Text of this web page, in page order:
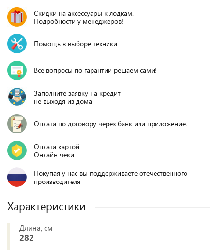
Скидки на аксессуары к лодкам.
Подробности у менеджеров!
Помощь в выборе техники
Все вопросы по гарантии решаем сами!
Заполните заявку на кредит
не выходя из дома!
Оплата по договору через банк или приложение.
Оплата картой
Онлайн чеки
Покупая у нас вы поддерживаете отечественного
производителя
Характеристики
Длина, см
282